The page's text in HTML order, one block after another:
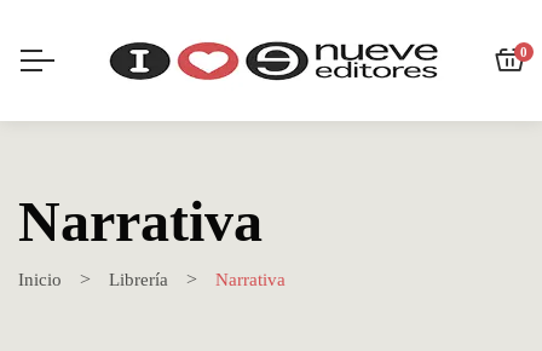
0
Narrativa
Inicio Librería Narrativa